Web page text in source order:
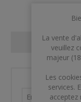
La vente
veuillez
majeur
Les
services.
acceptez